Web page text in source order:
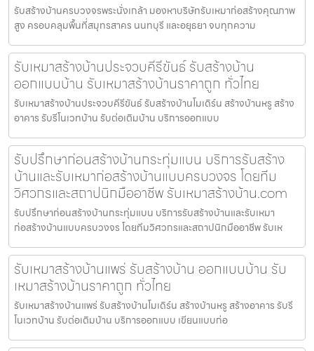
รับสร้างบ้านครบวงจรพระนั่งเกล้า มองหาบริษัทรับเหมาก่อสร้างคุณภาพ
สูง ครอบคลุมพื้นที่สมุทรสาคร นนทบุรี และอยุธยา จบทุกความ
รับเหมาสร้างบ้านประจวบคีรีขันธ์ รับสร้างบ้าน
ออกแบบบ้าน รับเหมาสร้างบ้านราคาถูก ทั่วไทย
รับเหมาสร้างบ้านประจวบคีรีขันธ์ รับสร้างบ้านโมเดิร์น สร้างบ้านหรู สร้าง
อาคาร รับรีโนเวทบ้าน รับต่อเติมบ้าน บริการออกแบบ
รับปรึกษาก่อนสร้างบ้านกระทุ่มแบน บริการรับสร้าง
บ้านและรับเหมาก่อสร้างบ้านแบบครบวงจร โดยทีม
วิศวกรและสถาปนิกมืออาชีพ รับเหมาสร้างบ้าน.com
รับปรึกษาก่อนสร้างบ้านกระทุ่มแบน บริการรับสร้างบ้านและรับเหมา
ก่อสร้างบ้านแบบครบวงจร โดยทีมวิศวกรและสถาปนิกมืออาชีพ รับเห
รับเหมาสร้างบ้านแพร่ รับสร้างบ้าน ออกแบบบ้าน รับ
เหมาสร้างบ้านราคาถูก ทั่วไทย
รับเหมาสร้างบ้านแพร่ รับสร้างบ้านโมเดิร์น สร้างบ้านหรู สร้างอาคาร รับรี
โนเวทบ้าน รับต่อเติมบ้าน บริการออกแบบ เขียนแบบก่อ